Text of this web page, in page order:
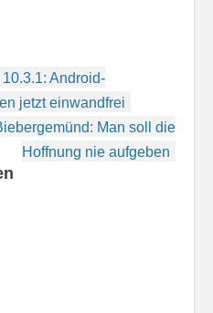
Android-
jetzt einwandfrei
Man soll die
Hoffnung nie aufgeben